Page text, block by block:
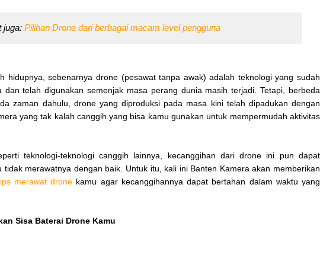
Pilihan Drone dari berbagai macam level pengguna
hidupnya, sebenarnya drone (pesawat tanpa awak) adalah teknologi yang sudah
dan telah digunakan semenjak masa perang dunia masih terjadi. Tetapi, berbeda
zaman dahulu, drone yang diproduksi pada masa kini telah dipadukan dengan
yang tak kalah canggih yang bisa kamu gunakan untuk mempermudah aktivitas
teknologi-teknologi canggih lainnya, kecanggihan dari drone ini pun dapat
tidak merawatnya dengan baik. Untuk itu, kali ini Banten Kamera akan memberikan
merawat drone kamu agar kecanggihannya dapat bertahan dalam waktu yang
Sisa Baterai Drone Kamu